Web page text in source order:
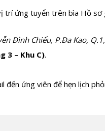
trí ứng tuyển trên bìa Hồ sơ
Đình Chiểu, P.Đa Kao,
3 – Khu C).
đến ứng viên để hẹn lịch